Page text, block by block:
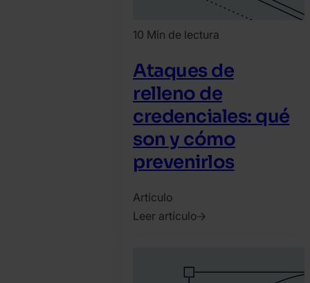
10 Min de lectura
Ataques de
relleno de
credenciales: qué
son y cómo
prevenirlos
Artículo
Leer artículo